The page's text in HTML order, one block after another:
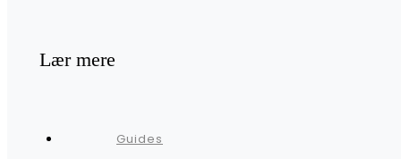
Lær mere
Guides